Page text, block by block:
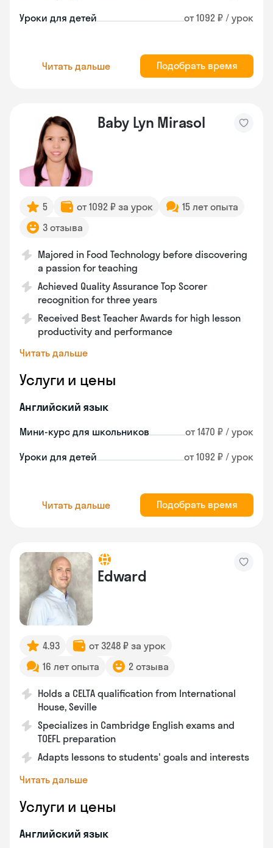
Уроки для детей от 1092 ₽ / урок
Читать дальше Подобрать время
Baby Lyn Mirasol
5 от 1092 ₽ за урок
15 лет опыта
3 отзыва
Majored in Food Technology before discovering
a passion for teaching
Achieved Quality Assurance Top Scorer
recognition for three years
Received Best Teacher Awards for high lesson
productivity and performance
Читать дальше
Услуги и цены
Английский язык
Мини-курс для школьников от 1470 ₽ / урок
Уроки для детей от 1092 ₽ / урок
Читать дальше Подобрать время
Edward
4.93
от 3248 ₽ за урок
16 лет опыта
2 отзыва
Holds a CELTA qualification from International
House, Seville
Specializes in Cambridge English exams and
TOEFL preparation
Adapts lessons to students' goals and interests
Читать дальше
Услуги и цены
Английский язык